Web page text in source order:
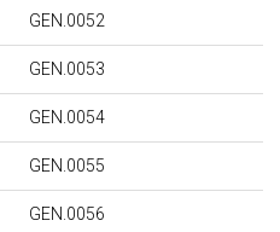
GEN.0052
GEN.0053
GEN.0054
GEN.0055
GEN.0056